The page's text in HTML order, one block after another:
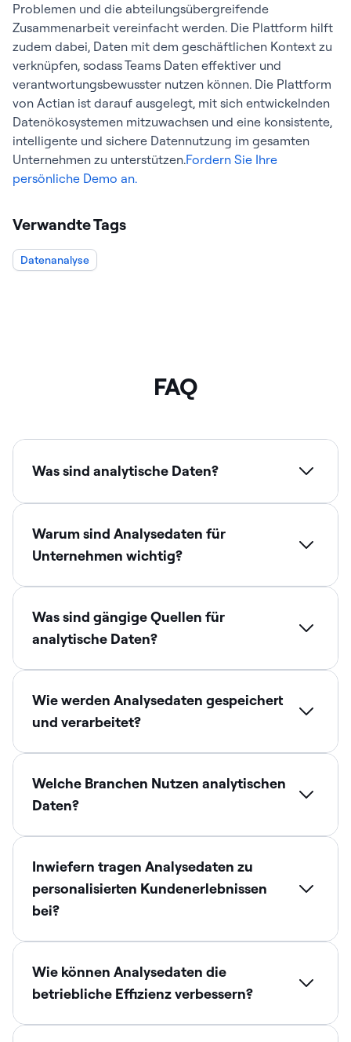
Problemen und die abteilungsübergreifende
Zusammenarbeit vereinfacht werden. Die Plattform hilft
zudem dabei, Daten mit dem geschäftlichen Kontext zu
verknüpfen, sodass Teams Daten effektiver und
verantwortungsbewusster nutzen können. Die Plattform
von Actian ist darauf ausgelegt, mit sich entwickelnden
Datenökosystemen mitzuwachsen und eine konsistente,
intelligente und sichere Datennutzung im gesamten
Unternehmen zu unterstützen.Fordern Sie Ihre
persönliche Demo an.
Verwandte Tags
Datenanalyse
FAQ
Was sind analytische Daten?
Warum sind Analysedaten für
Unternehmen wichtig?
Was sind gängige Quellen für
analytische Daten?
Wie werden Analysedaten gespeichert
und verarbeitet?
Welche Branchen Nutzen analytischen
Daten?
Inwiefern tragen Analysedaten zu
personalisierten Kundenerlebnissen
bei?
Wie können Analysedaten die
betriebliche Effizienz verbessern?